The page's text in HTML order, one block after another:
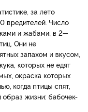
за лето
вредителей. Число
и жабами, в 2—
Они не
запахом и вкусом,
которых не едят
окраска которых
когда птицы спят,
жизни: бабочек-